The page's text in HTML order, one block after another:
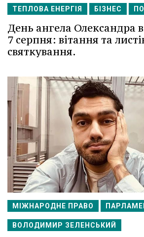
ТЕПЛОВА ЕНЕРГІЯ БІЗНЕС
День ангела Олександра
7 серпня: вітання та
святкування.
МІЖНАРОДНЕ ПРАВО
ВОЛОДИМИР ЗЕЛЕНСЬКИЙ